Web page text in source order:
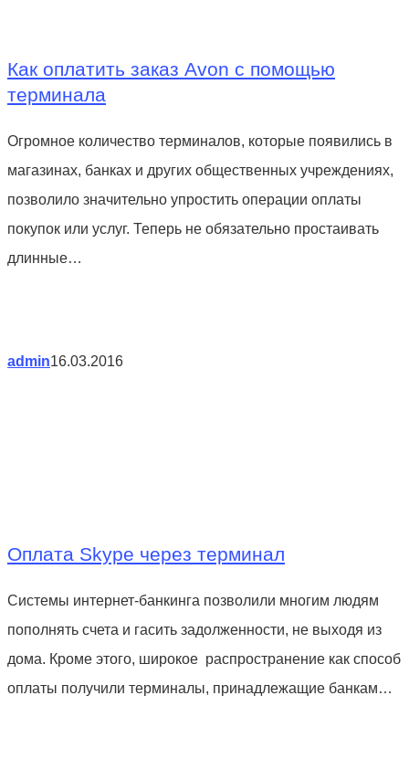
Как оплатить заказ Аvon с помощью
терминала
Огромное количество терминалов, которые появились в
магазинах, банках и других общественных учреждениях,
позволило значительно упростить операции оплаты
покупок или услуг. Теперь не обязательно простаивать
длинные…
admin16.03.2016
Оплата Skype через терминал
Системы интернет-банкинга позволили многим людям
пополнять счета и гасить задолженности, не выходя из
дома. Кроме этого, широкое распространение как способ
оплаты получили терминалы, принадлежащие банкам…